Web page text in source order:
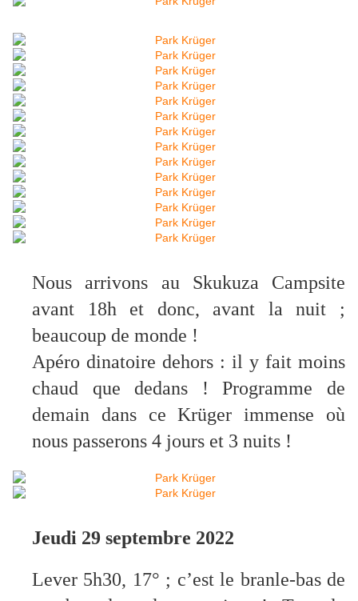
Nous arrivons au Skukuza Campsite
avant 18h et donc, avant la nuit ;
beaucoup de monde !
Apéro dinatoire dehors : il y fait moins
chaud que dedans ! Programme de
demain dans ce Krüger immense où
nous passerons 4 jours et 3 nuits !
Jeudi 29 septembre 2022
Lever 5h30, 17° ; c’est le branle-bas de